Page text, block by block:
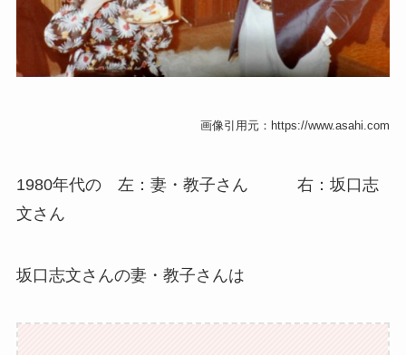
画像引用元：https://www.asahi.com
1980年代の 左：妻・教子さん 右：坂口志
文さん
坂口志文さんの妻・教子さんは